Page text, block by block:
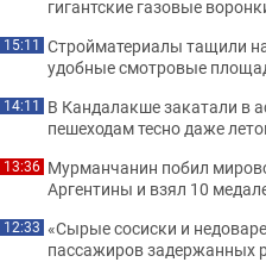
гигантские газовые
15:11 Стройматериалы тащили
удобные смотровые
14:11 В Кандалакше закатали в
пешеходам тесно даже
13:36 Мурманчанин побил
Аргентины и взял 10
12:33 «Сырые сосиски и
пассажиров задержанных